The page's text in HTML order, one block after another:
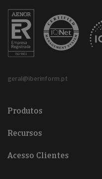
geral@iberinform.pt
Produtos
Recursos
Acesso Clientes